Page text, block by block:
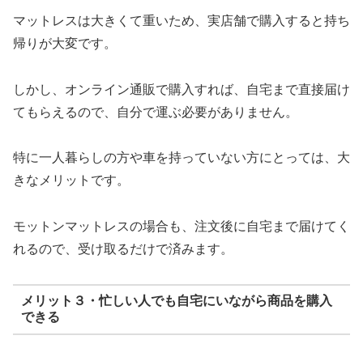
マットレスは大きくて重いため、実店舗で購入すると持ち
帰りが大変です。
しかし、オンライン通販で購入すれば、自宅まで直接届け
てもらえるので、自分で運ぶ必要がありません。
特に一人暮らしの方や車を持っていない方にとっては、大
きなメリットです。
モットンマットレスの場合も、注文後に自宅まで届けてく
れるので、受け取るだけで済みます。
メリット３・忙しい人でも自宅にいながら商品を購入
できる